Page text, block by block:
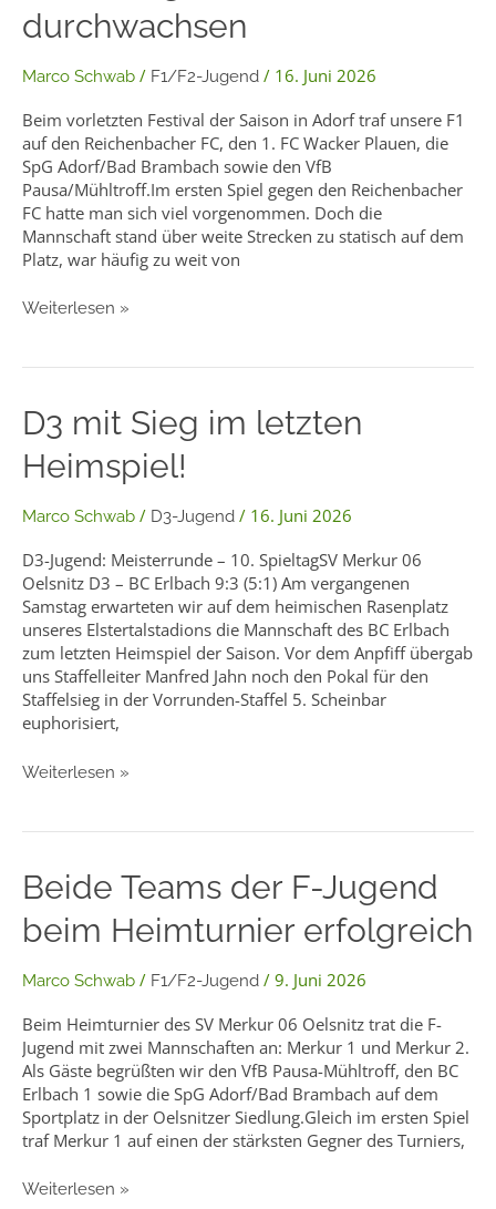
durchwachsen
Marco Schwab / F1/F2-Jugend / 16. Juni 2026
Beim vorletzten Festival der Saison in Adorf traf unsere F1
auf den Reichenbacher FC, den 1. FC Wacker Plauen, die
SpG Adorf/Bad Brambach sowie den VfB
Pausa/Mühltroff.Im ersten Spiel gegen den Reichenbacher
FC hatte man sich viel vorgenommen. Doch die
Mannschaft stand über weite Strecken zu statisch auf dem
Platz, war häufig zu weit von
Wetter
an
–
bleibt
durchwachsen
Weiterlesen »
D3 mit Sieg im letzten
Heimspiel!
Marco Schwab / D3-Jugend / 16. Juni 2026
D3-Jugend: Meisterrunde – 10. SpieltagSV Merkur 06
Oelsnitz D3 – BC Erlbach 9:3 (5:1) Am vergangenen
Samstag erwarteten wir auf dem heimischen Rasenplatz
unseres Elstertalstadions die Mannschaft des BC Erlbach
zum letzten Heimspiel der Saison. Vor dem Anpfiff übergab
uns Staffelleiter Manfred Jahn noch den Pokal für den
Staffelsieg in der Vorrunden-Staffel 5. Scheinbar
euphorisiert,
D3
mit
Sieg
im
Heimspiel!
Weiterlesen »
Beide Teams der F-Jugend
beim Heimturnier erfolgreich
Marco Schwab / F1/F2-Jugend / 9. Juni 2026
Beim Heimturnier des SV Merkur 06 Oelsnitz trat die F-
Jugend mit zwei Mannschaften an: Merkur 1 und Merkur 2.
Als Gäste begrüßten wir den VfB Pausa-Mühltroff, den BC
Erlbach 1 sowie die SpG Adorf/Bad Brambach auf dem
Sportplatz in der Oelsnitzer Siedlung.Gleich im ersten Spiel
traf Merkur 1 auf einen der stärksten Gegner des Turniers,
Beide
Teams
der
F-
beim
Heimturnier
erfolgreich
Weiterlesen »